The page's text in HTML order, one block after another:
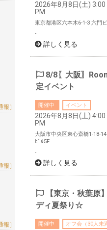
報］
報］
報］
2026年8月8日(土) 3:00
PM
東京都港区六本木6-1-3 六門
-
詳しく見る
8/8〖大阪〗
定イベント
開催中 イベント
2026年8月8日(土) 4:00
PM
大阪市中央区東心斎橋1-18-
ﾋﾞﾙ5F
-
詳しく見る
【東京・秋葉原
ディ夏祭り☆
開催中 オフ会（30人未